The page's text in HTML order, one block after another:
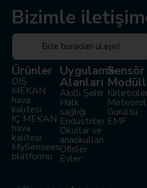
Bizimle
Bize buradan ulaşın!
Ürünler
DIŞ
MEKAN
hava
kalitesi
İÇ MEKAN
hava
kalitesi
MySensees
platformu
Uygulama
Alanları
Akıllı Şehir
Halk
sağlığı
Endüstriler
Okullar ve
anaokulları
Ofisler
Evler
Sensör
Gürültü
EMF